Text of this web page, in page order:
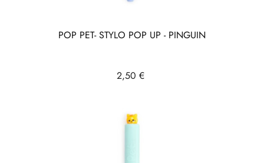
POP PET- STYLO POP UP - PINGUIN
Prix
2,50 €